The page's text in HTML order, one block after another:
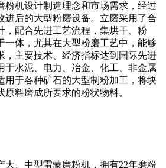
粉机设计制造理念和市场需求，经过
进后的大型粉磨设备。立磨采用了合
，配合先进工艺流程，集烘干、粉
一体，尤其在大型粉磨工艺中，能够
，主要技术、经济指标达到国际先进
于水泥、电力、冶金、化工、非金属
用于各种矿石的大型制粉加工，将块
原料磨成所要求的粉状物料。
大、中型雷蒙磨粉机，拥有22年磨粉